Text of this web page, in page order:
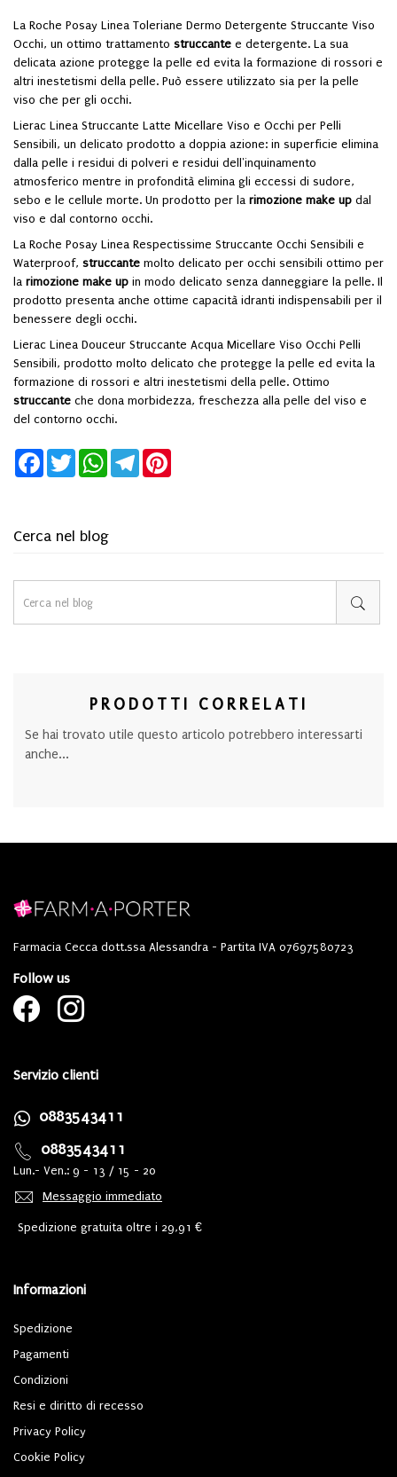
Cerca nel blog
La Roche Posay Linea Toleriane Dermo Detergente Struccante Viso
Occhi, un ottimo trattamento struccante e detergente. La sua
delicata azione protegge la pelle ed evita la formazione di rossori e
altri inestetismi della pelle. Può essere utilizzato sia per la pelle
viso che per gli occhi.
Lierac Linea Struccante Latte Micellare Viso e Occhi per Pelli
Sensibili, un delicato prodotto a doppia azione: in superficie elimina
dalla pelle i residui di polveri e residui dell'inquinamento
atmosferico mentre in profondità elimina gli eccessi di sudore,
sebo e le cellule morte. Un prodotto per la rimozione make up dal
viso e dal contorno occhi.
La Roche Posay Linea Respectissime Struccante Occhi Sensibili e
Waterproof, struccante molto delicato per occhi sensibili ottimo per
la rimozione make up in modo delicato senza danneggiare la pelle. Il
prodotto presenta anche ottime capacità idranti indispensabili per il
benessere degli occhi.
Lierac Linea Douceur Struccante Acqua Micellare Viso Occhi Pelli
Sensibili, prodotto molto delicato che protegge la pelle ed evita la
formazione di rossori e altri inestetismi della pelle. Ottimo
struccante che dona morbidezza, freschezza alla pelle del viso e
del contorno occhi.
FacebookTwitterWhatsAppTelegram
PRODOTTI CORRELATI
Se hai trovato utile questo articolo potrebbero interessarti
anche...
Farmacia Cecca dott.ssa Alessandra - Partita IVA 07697580723
Follow us
Servizio clienti
0883543411
0883543411
Lun.- Ven.: 9 - 13 / 15 - 20
Messaggio immediato
Spedizione gratuita oltre i 29,91 €
Informazioni
Spedizione
Pagamenti
Condizioni
Resi e diritto di recesso
Privacy Policy
Cookie Policy